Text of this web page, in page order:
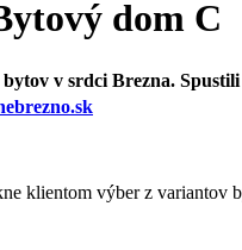
dom C
v srdci Brezna.
klientom výber z variantov